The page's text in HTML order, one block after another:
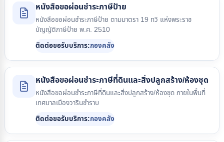
หนังสือขอผ่อนชำระภาษีป้าย
หนังสือขอผ่อนชำระภาษีป้าย ตามมาตรา 19 ทวิ แห่งพระราช
บัญญัติภาษีป้าย พ.ศ. 2510
ติดต่อขอรับบริการ:กองคลัง
หนังสือขอผ่อนชำระภาษีที่ดินและสิ่งปลูกสร้าง/ห้องชุด
หนังสือขอผ่อนชำระภาษีที่ดินและสิ่งปลูกสร้าง/ห้องชุด ภายในพื้นที่
เทศบาลเมืองวารินชำราบ
ติดต่อขอรับบริการ:กองคลัง